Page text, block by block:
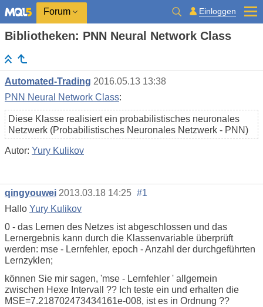
Forum Einloggen
Bibliotheken: PNN Neural Network Class
Automated-Trading 2016.05.13 13:38
PNN Neural Network Class:
Diese Klasse realisiert ein probabilistisches neuronales
Netzwerk (Probabilistisches Neuronales Netzwerk - PNN)
Autor: Yury Kulikov
qingyouwei 2013.03.18 14:25 #1
Hallo Yury Kulikov
0 - das Lernen des Netzes ist abgeschlossen und das
Lernergebnis kann durch die Klassenvariable überprüft
werden: mse - Lernfehler, epoch - Anzahl der durchgeführten
Lernzyklen;
können Sie mir sagen, 'mse - Lernfehler ' allgemein
zwischen Hexe Intervall ?? Ich teste ein und erhalten die
MSE=7.218702473434161e-008, ist es in Ordnung ??